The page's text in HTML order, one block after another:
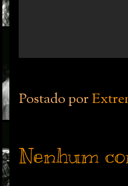
Postado por
Nenhum